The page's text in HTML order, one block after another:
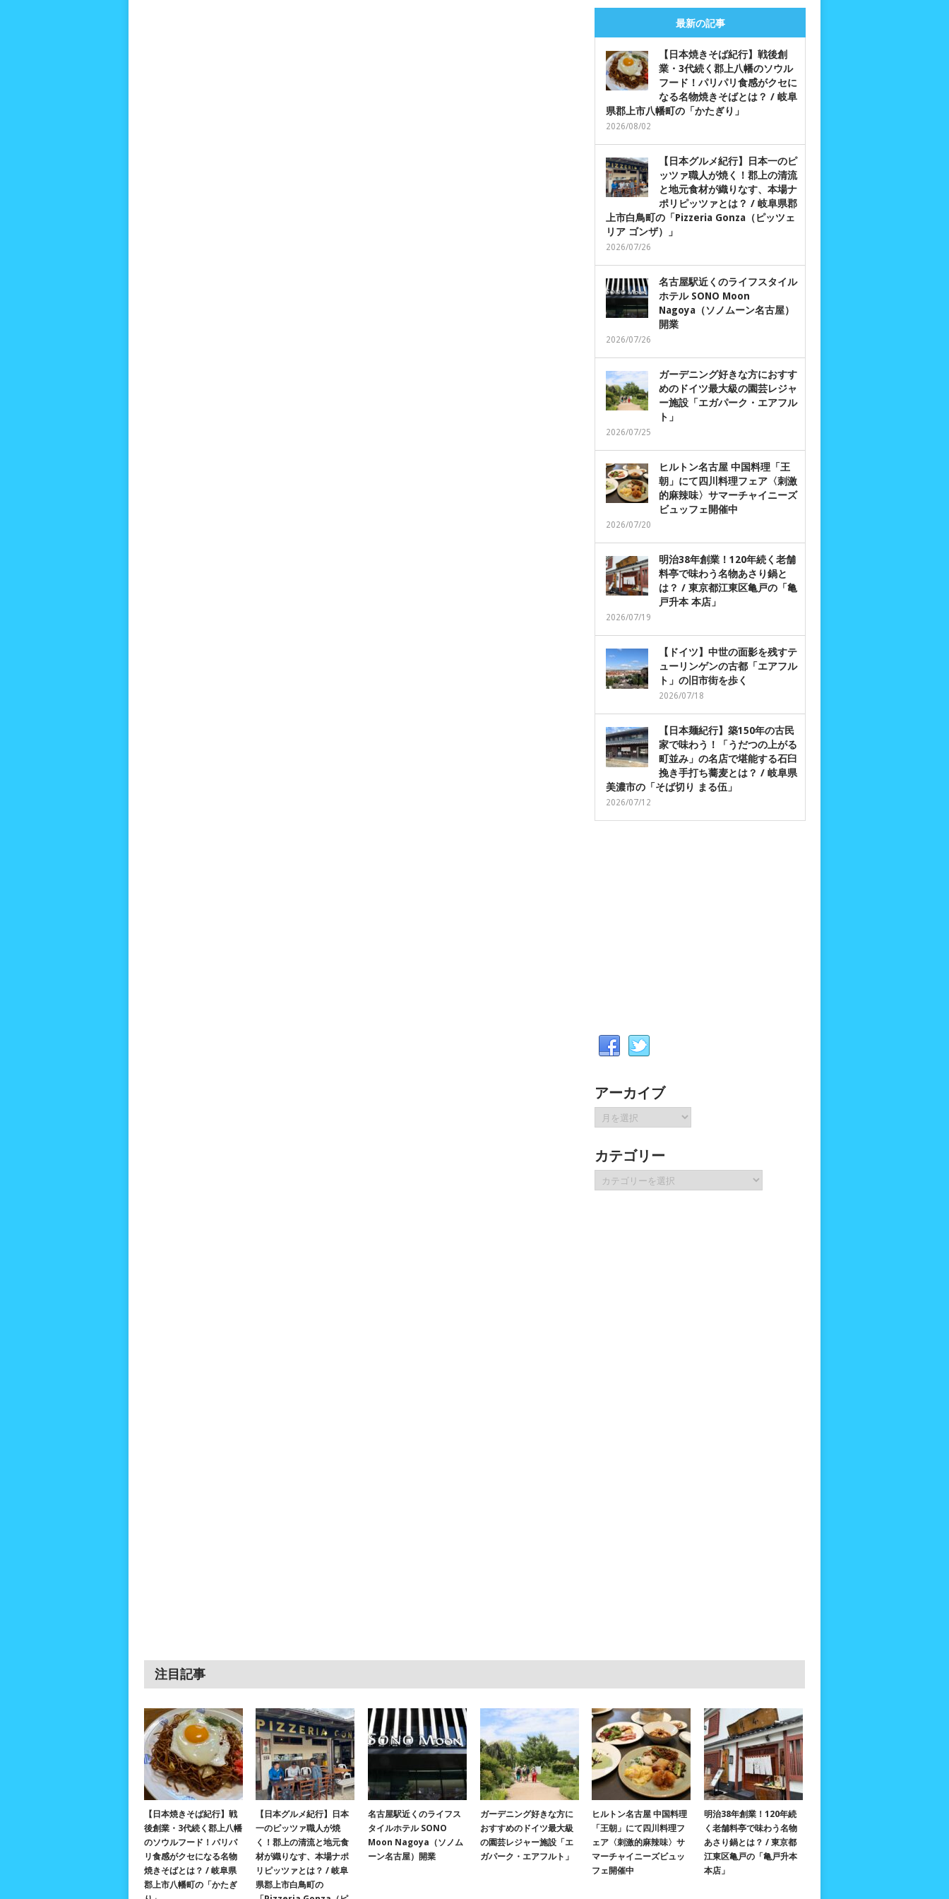
最新の記事
【日本焼きそば紀行】戦後創
業・3代続く郡上八幡のソウル
フード！パリパリ食感がクセに
なる名物焼きそばとは？ / 岐阜
県郡上市八幡町の「かたぎり」
2026/08/02
【日本グルメ紀行】日本一のピ
ッツァ職人が焼く！郡上の清流
と地元食材が織りなす、本場ナ
ポリピッツァとは？ / 岐阜県郡
上市白鳥町の「Pizzeria Gonza（ピッツェ
リア ゴンザ）」
2026/07/26
名古屋駅近くのライフスタイル
ホテル SONO Moon
Nagoya（ソノムーン名古屋）
開業
2026/07/26
ガーデニング好きな方におすす
めのドイツ最大級の園芸レジャ
ー施設「エガパーク・エアフル
ト」
2026/07/25
ヒルトン名古屋 中国料理「王
朝」にて四川料理フェア〈刺激
的麻辣味〉サマーチャイニーズ
ビュッフェ開催中
2026/07/20
明治38年創業！120年続く老舗
料亭で味わう名物あさり鍋と
は？ / 東京都江東区亀戸の「亀
戸升本 本店」
2026/07/19
【ドイツ】中世の面影を残すテ
ューリンゲンの古都「エアフル
ト」の旧市街を歩く
2026/07/18
【日本麺紀行】築150年の古民
家で味わう！「うだつの上がる
町並み」の名店で堪能する石臼
挽き手打ち蕎麦とは？ / 岐阜県
美濃市の「そば切り まる伍」
2026/07/12
アーカイブ
ア
ー
イ
ブ
カテゴリー
テ
注目記事
【日本焼きそば紀行】戦
後創業・3代続く郡上八幡
のソウルフード！パリパ
リ食感がクセになる名物
焼きそばとは？ / 岐阜県
郡上市八幡町の「かたぎ
【日本グルメ紀行】日本
一のピッツァ職人が焼
く！郡上の清流と地元食
材が織りなす、本場ナポ
リピッツァとは？ / 岐阜
県郡上市白鳥町の
名古屋駅近くのライフス
タイルホテル SONO
Moon Nagoya（ソノム
ーン名古屋）開業
ガーデニング好きな方に
おすすめのドイツ最大級
の園芸レジャー施設「エ
ガパーク・エアフルト」
ヒルトン名古屋 中国料理
「王朝」にて四川料理フ
ェア〈刺激的麻辣味〉サ
マーチャイニーズビュッ
フェ開催中
明治38年創業！120年続
く老舗料亭で味わう名物
あさり鍋とは？ / 東京都
江東区亀戸の「亀戸升本
本店」